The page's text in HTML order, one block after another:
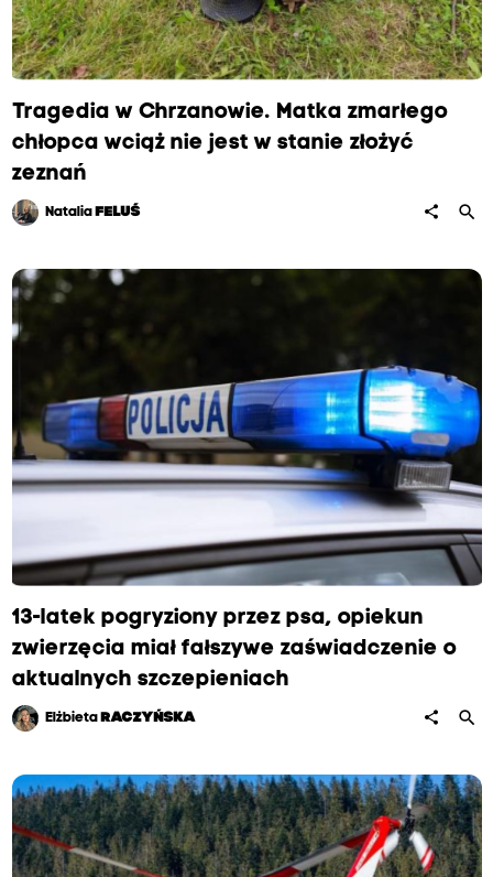
Tragedia w Chrzanowie. Matka zmarłego
chłopca wciąż nie jest w stanie złożyć
zeznań
Natalia FELUŚ share search
13-latek pogryziony przez psa, opiekun
zwierzęcia miał fałszywe zaświadczenie o
aktualnych szczepieniach
Elżbieta RACZYŃSKA share search